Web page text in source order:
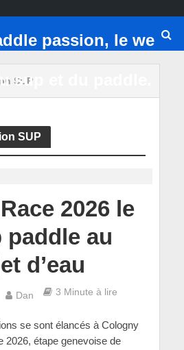
SUP
SUP
2026 le
paddle au
d’eau
Dan 3 Minute à lire
se sont élancés à Cologny
2026, étape genevoise de